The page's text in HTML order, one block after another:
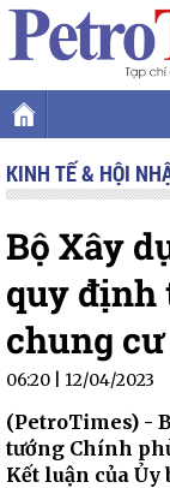
KINH TẾ & HỘI
Bộ Xây
quy định
chung cư
06:20 | 12/04/2023
(PetroTimes) -
tướng Chính
Kết luận của Ủy